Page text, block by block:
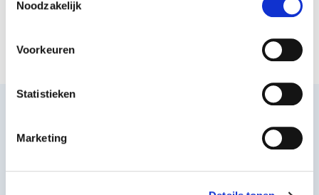
Noodzakelijk
Voorkeuren
Statistieken
Marketing
verwachten